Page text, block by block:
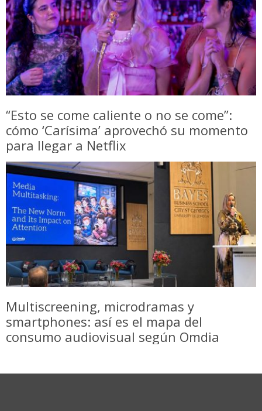
“Esto se come caliente o no se come”:
cómo ‘Carísima’ aprovechó su momento
para llegar a Netflix
Multiscreening, microdramas y
smartphones: así es el mapa del
consumo audiovisual según Omdia